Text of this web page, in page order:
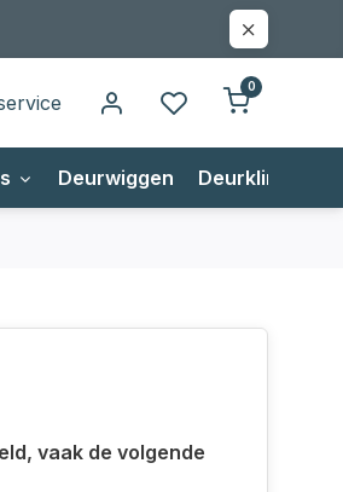
0
Deurwiggen Deurklinken
vaak de volgende